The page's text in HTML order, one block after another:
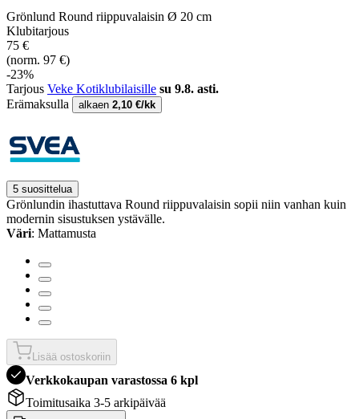
Grönlund Round riippuvalaisin Ø 20 cm
Klubitarjous
75 €
(norm. 97 €)
-23%
Tarjous Veke Kotiklubilaisille su 9.8. asti.
Erämaksulla
alkaen 2,10 €/kk
5 suosittelua
Grönlundin ihastuttava Round riippuvalaisin sopii niin vanhan kuin
modernin sisustuksen ystävälle.
Väri: Mattamusta
Lisää ostoskoriin
Verkkokaupan varastossa 6 kpl
Toimitusaika 3-5 arkipäivää